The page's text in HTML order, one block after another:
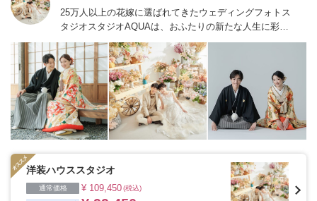
25万人以上の花嫁に選ばれてきたウェディングフォトス
タジオスタジオAQUAは、おふたりの新たな人生に彩り
を添える“最高のウェディングフォト”のお手伝いをさせ
ていただきます。1枚の写真のチカラを信じて
洋装ハウススタジオ
通常価格 ¥ 109,450(税込)